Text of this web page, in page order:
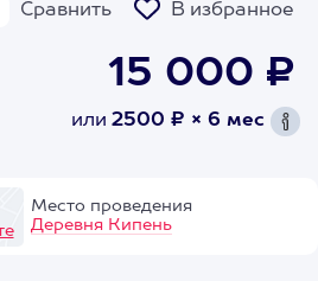
Сравнить В избранное
15 000 ₽
или 2500 ₽ × 6 мес
Место проведения
Деревня Кипень